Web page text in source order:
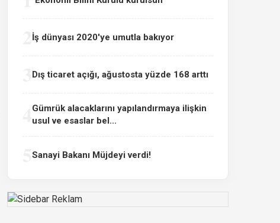
İş dünyası 2020'ye umutla bakıyor
Dış ticaret açığı, ağustosta yüzde 168 arttı
Gümrük alacaklarını yapılandırmaya ilişkin
usul ve esaslar bel...
Sanayi Bakanı Müjdeyi verdi!